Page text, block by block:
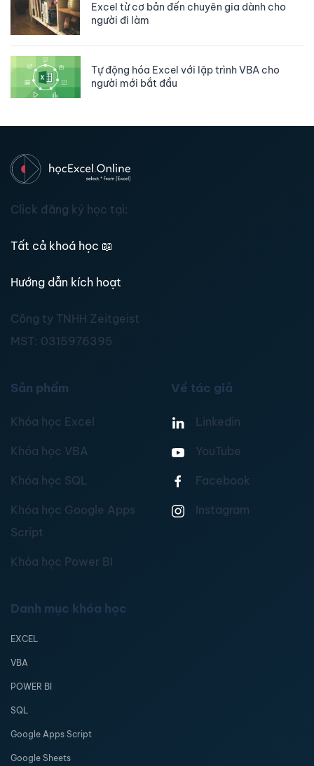
Excel từ cơ bản đến chuyên gia dành cho
người đi làm
Tự động hóa Excel với lập trình VBA cho
người mới bắt đầu
Click đăng ký học tại:
Tất cả khoá học 📖
Hướng dẫn kích hoạt
Công ty TNHH Zeitgeist
MST: 0315976395
Sản phẩm
Khóa học Excel
Khóa học VBA
Khóa học SQL
Khóa học Google Apps
Script
Khóa học Power BI
Về tác giả
Linkedin
YouTube
Facebook
Instagram
Danh mục khóa học
EXCEL
VBA
POWER BI
SQL
Google Apps Script
Google Sheets